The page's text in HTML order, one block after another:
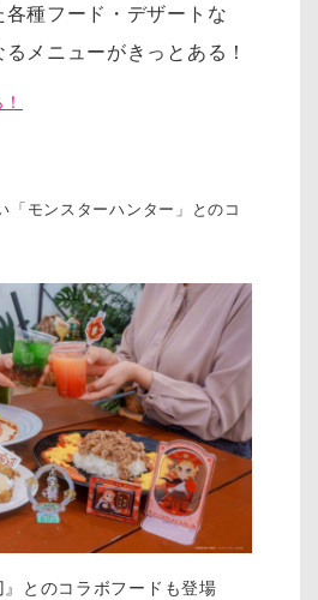
各種フード・デザートな
メニューがきっとある！
モンスターハンター」とのコ
とのコラボフードも登場